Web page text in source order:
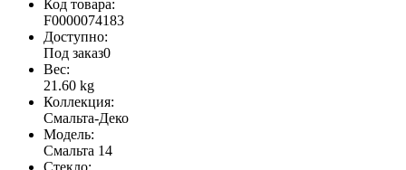
Код товара:
F0000074183
Доступно:
Под заказ0
Вес:
21.60 kg
Коллекция:
Смальта-Деко
Модель:
Смальта 14